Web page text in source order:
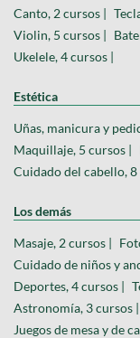
Canto, 2 cursos |
Violin, 5 cursos |
Ukelele, 4 cursos |
Estética
Uñas, manicura y
Maquillaje, 5 cursos |
Cuidado del cabello, 8
Los demás
Masaje, 2 cursos |
Cuidado de niños y
Deportes, 4 cursos |
Astronomía, 3 cursos |
Juegos de mesa y de